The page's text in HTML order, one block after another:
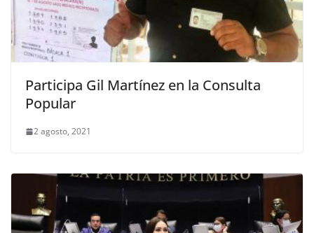
Participa Gil Martínez en la Consulta
Popular
2 agosto, 2021